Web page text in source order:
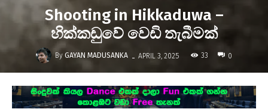
Shooting in Hikkaduwa –
හික්කඩුවේ වෙඩි තැබීමක්
By GAYAN MADUSANKA - APRIL 3, 2025 33 0